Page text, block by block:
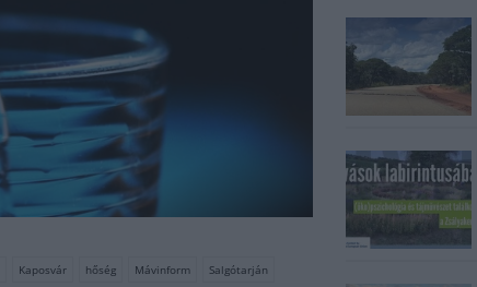
Kaposvár hőség Mávinform
Salgótarján